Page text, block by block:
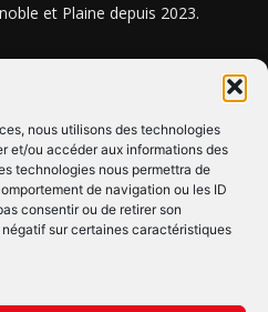
nous utilisons des technologies
et/ou accéder aux informations des
technologies nous permettra de
de navigation ou les ID
consentir ou de retirer son
sur certaines caractéristiques
et Plaine depuis 2023.
ICI !
NOUS !